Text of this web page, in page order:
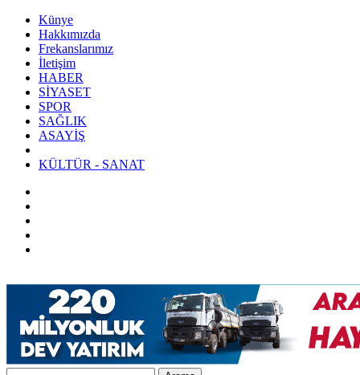
Künye
Hakkımızda
Frekanslarımız
İletişim
HABER
SİYASET
SPOR
SAĞLIK
ASAYİŞ
KÜLTÜR - SANAT